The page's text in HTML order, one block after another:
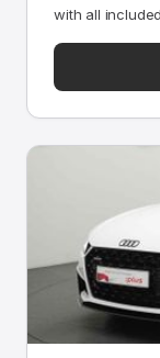
with all included